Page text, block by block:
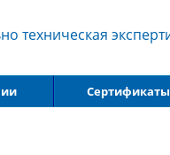
Сертификаты